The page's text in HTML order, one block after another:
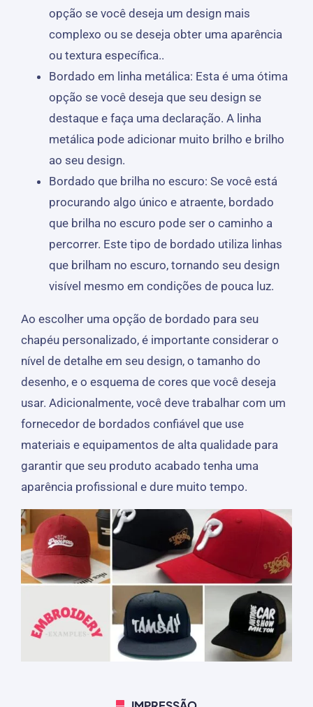
opção se você deseja um design mais
complexo ou se deseja obter uma aparência
ou textura específica..
Bordado em linha metálica: Esta é uma ótima
opção se você deseja que seu design se
destaque e faça uma declaração. A linha
metálica pode adicionar muito brilho e brilho
ao seu design.
Bordado que brilha no escuro: Se você está
procurando algo único e atraente, bordado
que brilha no escuro pode ser o caminho a
percorrer. Este tipo de bordado utiliza linhas
que brilham no escuro, tornando seu design
visível mesmo em condições de pouca luz.
Ao escolher uma opção de bordado para seu
chapéu personalizado, é importante considerar o
nível de detalhe em seu design, o tamanho do
desenho, e o esquema de cores que você deseja
usar. Adicionalmente, você deve trabalhar com um
fornecedor de bordados confiável que use
materiais e equipamentos de alta qualidade para
garantir que seu produto acabado tenha uma
aparência profissional e dure muito tempo.